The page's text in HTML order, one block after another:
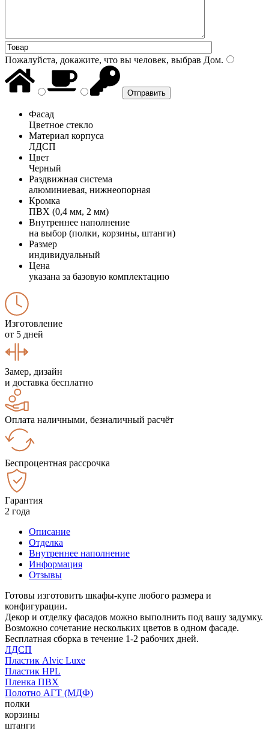
Пожалуйста, докажите, что вы человек, выбрав Дом.
Фасад
Цветное стекло
Материал корпуса
ЛДСП
Цвет
Черный
Раздвижная система
алюминиевая, нижнеопорная
Кромка
ПВХ (0,4 мм, 2 мм)
Внутреннее наполнение
на выбор (полки, корзины, штанги)
Размер
индивидуальный
Цена
указана за базовую комплектацию
Изготовление
от 5 дней
Замер, дизайн
и доставка бесплатно
Оплата наличными, безналичный расчёт
Беспроцентная рассрочка
Гарантия
2 года
Описание
Отделка
Внутреннее наполнение
Информация
Отзывы
Готовы изготовить шкафы-купе любого размера и
конфигурации.
Декор и отделку фасадов можно выполнить под вашу задумку.
Возможно сочетание нескольких цветов в одном фасаде.
Бесплатная сборка в течение 1-2 рабочих дней.
ЛДСП
Пластик Alvic Luxe
Пластик HPL
Пленка ПВХ
Полотно АГТ (МДФ)
полки
корзины
штанги